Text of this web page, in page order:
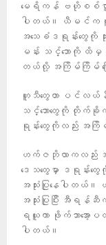
မေရိကန် ဗဟိုစစ်ဌာန
ပါတယ်။ ယီမင်က
အသေခံဒရုန်းတွေ
မန်း သင်္ဘောကို ထိ
တယ်လို့ အကြိမ်ကြိမ် ပ
ဟူသီတွေဟာ ပင်လယ်
သင်္ဘောတွေကို တိုက်ခို
ရုန်းတွေကိုလည်း အကြိ
ဟက်ဇဘိုလာကလည်း အ
ဒေသတွေမှာ ဒရုန်းတွေ
အသုံးပြုနေပါတယ်။
အသုံးပြုပြီး အီရန်ဆီ
ရယူကာ ဖိုက်ဘာအော့
ပါတယ်။